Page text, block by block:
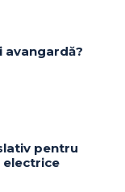
avangardă?
pentru
electrice